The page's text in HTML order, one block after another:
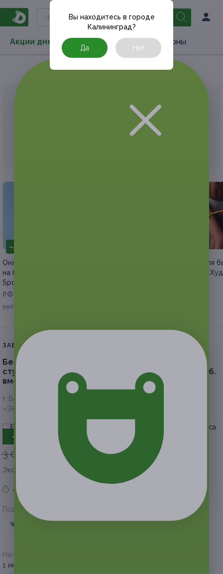
Акции дня Товары Туризм РестоКупоны
Вы находитесь в городе
Калининград?
Да Нет
К сожалению, выгодные акции быстро
Но у Frendi есть предложения, которые
–50%
Онлайн-интенсивы для женщин
на базе умного фитнеса «Матур
Sport»
РФ
590 руб.
Программа питания для
похудения от школы
ЗАВЕРШЁННАЯ АКЦИЯ
Безлимитное посещение в течение 1 месяца
студии фитнеса и красоты тела «Ягуар» (1500 руб.
вместо 3000 руб.)
г. Белгород, пр-т Богдана Хмельницкого, д. 111 (БЦ
«Энергомаш»)
- 50%
3 000 руб. 1 500 руб.
Экономия 1 500 руб.
Акция завершена
Поделиться с друзьями
Начало действия
1 июня 2019 г.